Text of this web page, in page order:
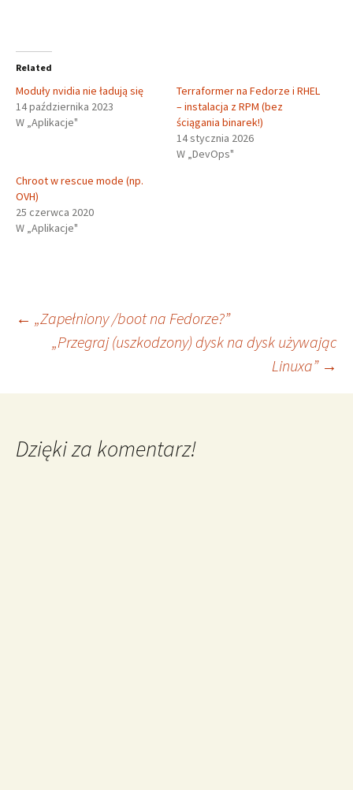
Related
Moduły nvidia nie ładują się
14 października 2023
W „Aplikacje"
Terraformer na Fedorze i RHEL
– instalacja z RPM (bez
ściągania binarek!)
14 stycznia 2026
W „DevOps"
Chroot w rescue mode (np.
OVH)
25 czerwca 2020
W „Aplikacje"
Nawigacja
← „Zapełniony /boot na Fedorze?”
„Przegraj (uszkodzony) dysk na dysk używając
Linuxa” →
Dzięki za komentarz!